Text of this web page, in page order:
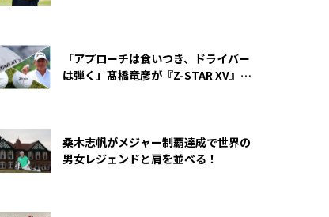
「アプローチは食いつき、ドライバー
は弾く」髙橋竜彦が『Z-STAR XV』を
桑木志帆がメジャー制覇達成で世界の
男女レジェンドと肩を並べる！